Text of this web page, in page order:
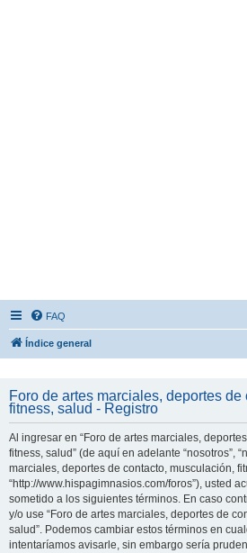
FAQ
Índice general
Foro de artes marciales, deportes
fitness, salud - Registro
Al ingresar en “Foro de artes marciales,
fitness, salud” (de aquí en adelante “nosotros”,
marciales, deportes de contacto, musculación,
“http://www.hispagimnasios.com/foros”), usted
sometido a los siguientes términos. En caso
y/o use “Foro de artes marciales, deportes de
salud”. Podemos cambiar estos términos en
intentaríamos avisarle, sin embargo sería